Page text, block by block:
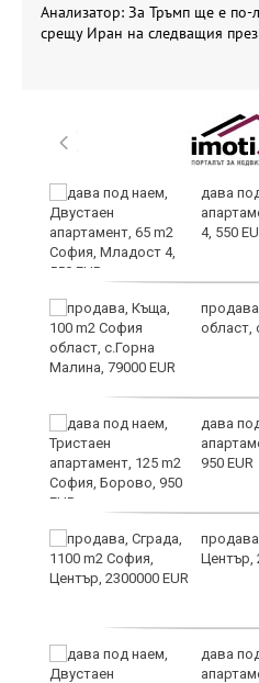
Анализатор: За Тръмп ще е по-
срещу Иран на следващия
дава
4, 550
област,
дава
950 EUR
Център,
дава